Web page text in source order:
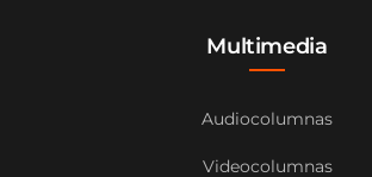
Multimedia
Audiocolumnas
Videocolumnas